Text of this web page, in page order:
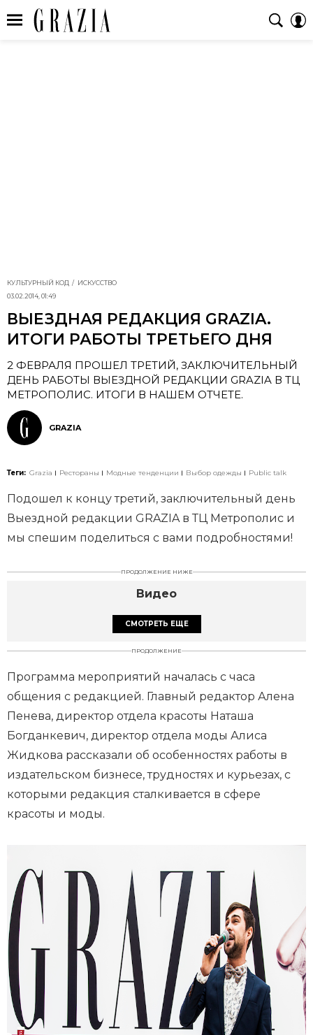
КУЛЬТУРНЫЙ КОД
ИСКУССТВО
03.02.2014, 01:49
ВЫЕЗДНАЯ РЕДАКЦИЯ GRAZIA.
ИТОГИ РАБОТЫ ТРЕТЬЕГО ДНЯ
2 ФЕВРАЛЯ ПРОШЕЛ ТРЕТИЙ, ЗАКЛЮЧИТЕЛЬНЫЙ
ДЕНЬ РАБОТЫ ВЫЕЗДНОЙ РЕДАКЦИИ GRAZIA В ТЦ
МЕТРОПОЛИС. ИТОГИ В НАШЕМ ОТЧЕТЕ.
GRAZIA
Теги: Grazia Рестораны Модные тенденции Выбор одежды Public talk
Подошел к концу третий, заключительный день
Выездной редакции GRAZIA в ТЦ Метрополис и
мы спешим поделиться с вами подробностями!
ПРОДОЛЖЕНИЕ НИЖЕ
Видео
СМОТРЕТЬ ЕЩЕ
ПРОДОЛЖЕНИЕ
Программа мероприятий началась с часа
общения с редакцией. Главный редактор Алена
Пенева, директор отдела красоты Наташа
Богданкевич, директор отдела моды Алиса
Жидкова рассказали об особенностях работы в
издательском бизнесе, трудностях и курьезах, с
которыми редакция сталкивается в сфере
красоты и моды.